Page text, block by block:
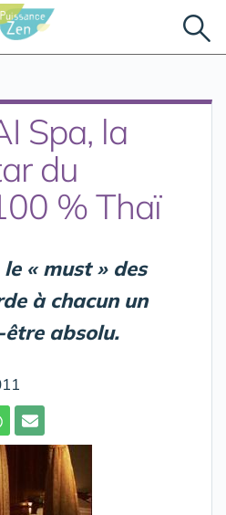
Spa, la
du
% Thaï
« must » des
à chacun un
absolu.